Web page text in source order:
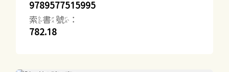
9789577515995
索書號：
782.18